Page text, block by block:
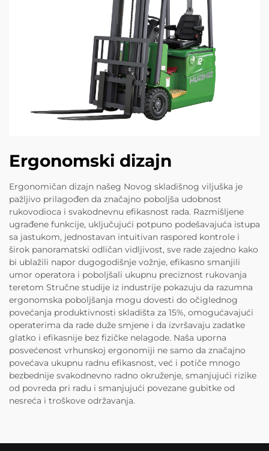
Ergonomski dizajn
Ergonomičan dizajn našeg Novog skladišnog viljuška je
pažljivo prilagođen da značajno poboljša udobnost
rukovodioca i svakodnevnu efikasnost rada. Razmišljene
ugrađene funkcije, uključujući potpuno podešavajuća istupa
sa jastukom, jednostavan intuitivan raspored kontrole i
širok panoramatski odličan vidljivost, sve rade zajedno kako
bi ublažili napor dugogodišnje vožnje, efikasno smanjili
umor operatora i poboljšali ukupnu preciznost rukovanja
teretom Stručne studije iz industrije pokazuju da razumna
ergonomska poboljšanja mogu dovesti do očiglednog
povećanja produktivnosti skladišta za 15%, omogućavajući
operaterima da rade duže smjene i da izvršavaju zadatke
glatko i efikasnije bez fizičke nelagode. Naša uporna
posvećenost vrhunskoj ergonomiji ne samo da značajno
povećava ukupnu radnu efikasnost, već i potiče mnogo
bezbednije svakodnevno radno okruženje, smanjujući rizike
od povreda pri radu i smanjujući povezane gubitke od
nesreća i troškove održavanja.